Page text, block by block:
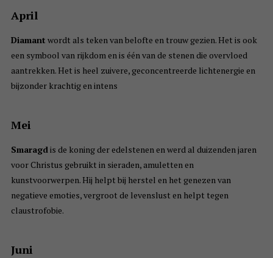
April
Diamant wordt als teken van belofte en trouw gezien. Het is ook
een symbool van rijkdom en is één van de stenen die overvloed
aantrekken. Het is heel zuivere, geconcentreerde lichtenergie en
bijzonder krachtig en intens
Mei
Smaragdis de koning der edelstenen en werd al duizenden jaren
voor Christus gebruikt in sieraden, amuletten en
kunstvoorwerpen. Hij helpt bij herstel en het genezen van
negatieve emoties, vergroot de levenslust en helpt tegen
claustrofobie.
Juni